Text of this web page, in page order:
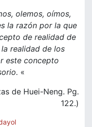
olemos, oímos,
la razón por la que
de realidad de
realidad de los
este concepto
«
de Huei-Neng. Pg.
122.)